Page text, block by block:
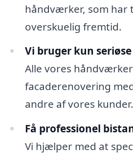
håndværker, som har
overskuelig fremtid.
Vi bruger kun
Alle vores
facaderenovering
andre af vores kunder.
Få professionel
Vi hjælper med at